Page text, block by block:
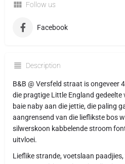
Follow us
Facebook
Description
B&B @ Versfeld straat is ongeveer
die pragtige Little England gedeelte
baie naby aan die jettie, die paling
aangrensend van die lieflikste bos
silwerskoon kabbelende stroom
uitvloei.
Lieflike strande, voetslaan